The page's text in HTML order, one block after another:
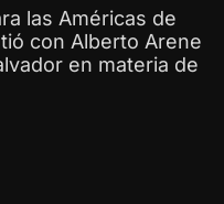
las Américas de
con Alberto Arene
en materia de